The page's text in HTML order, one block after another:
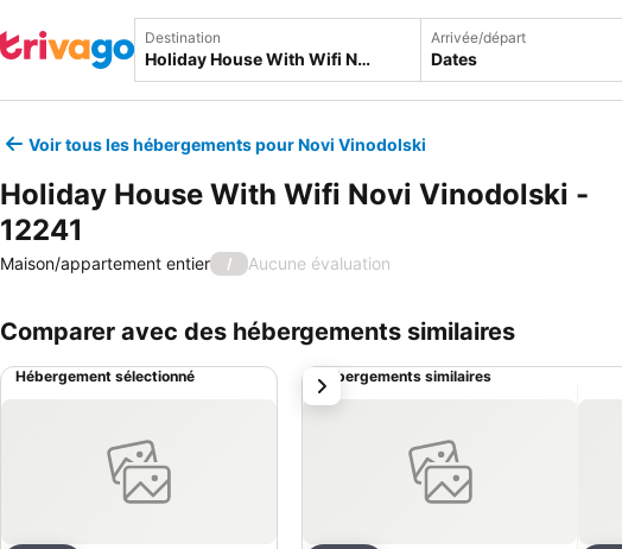
Destination Arrivée/départ
Dates
Voir tous les hébergements pour Novi Vinodolski
Holiday House With Wifi Novi Vinodolski -
12241
Maison/appartement entier / Aucune évaluation
Comparer avec des hébergements similaires
Hébergement sélectionné Hébergements similaires
suivant